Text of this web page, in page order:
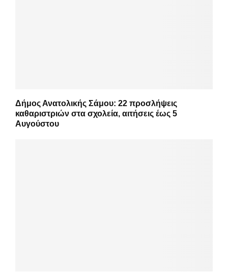
Δήμος Ανατολικής Σάμου: 22 προσλήψεις
καθαριστριών στα σχολεία, αιτήσεις έως 5
Αυγούστου